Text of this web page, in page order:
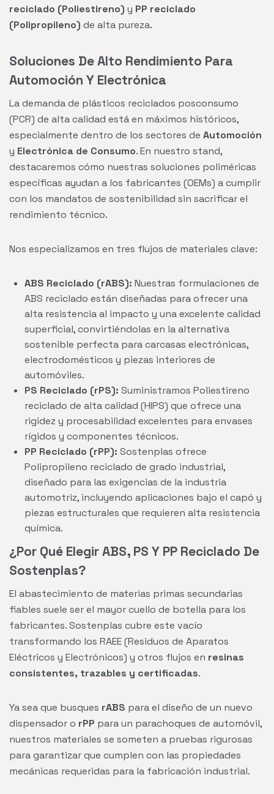
reciclado (Poliestireno) y PP reciclado
(Polipropileno) de alta pureza.
Soluciones De Alto Rendimiento Para
Automoción Y Electrónica
La demanda de plásticos reciclados posconsumo
(PCR) de alta calidad está en máximos históricos,
especialmente dentro de los sectores de Automoción
y Electrónica de Consumo. En nuestro stand,
destacaremos cómo nuestras soluciones poliméricas
específicas ayudan a los fabricantes (OEMs) a cumplir
con los mandatos de sostenibilidad sin sacrificar el
rendimiento técnico.
Nos especializamos en tres flujos de materiales clave:
ABS Reciclado (rABS): Nuestras formulaciones de
ABS reciclado están diseñadas para ofrecer una
alta resistencia al impacto y una excelente calidad
superficial, convirtiéndolas en la alternativa
sostenible perfecta para carcasas electrónicas,
electrodomésticos y piezas interiores de
automóviles.
PS Reciclado (rPS): Suministramos Poliestireno
reciclado de alta calidad (HIPS) que ofrece una
rigidez y procesabilidad excelentes para envases
rígidos y componentes técnicos.
PP Reciclado (rPP): Sostenplas ofrece
Polipropileno reciclado de grado industrial,
diseñado para las exigencias de la industria
automotriz, incluyendo aplicaciones bajo el capó y
piezas estructurales que requieren alta resistencia
química.
¿Por Qué Elegir ABS, PS Y PP Reciclado De
Sostenplas?
El abastecimiento de materias primas secundarias
fiables suele ser el mayor cuello de botella para los
fabricantes. Sostenplas cubre este vacío
transformando los RAEE (Residuos de Aparatos
Eléctricos y Electrónicos) y otros flujos en resinas
consistentes, trazables y certificadas.
Ya sea que busques rABS para el diseño de un nuevo
dispensador o rPP para un parachoques de automóvil,
nuestros materiales se someten a pruebas rigurosas
para garantizar que cumplen con las propiedades
mecánicas requeridas para la fabricación industrial.